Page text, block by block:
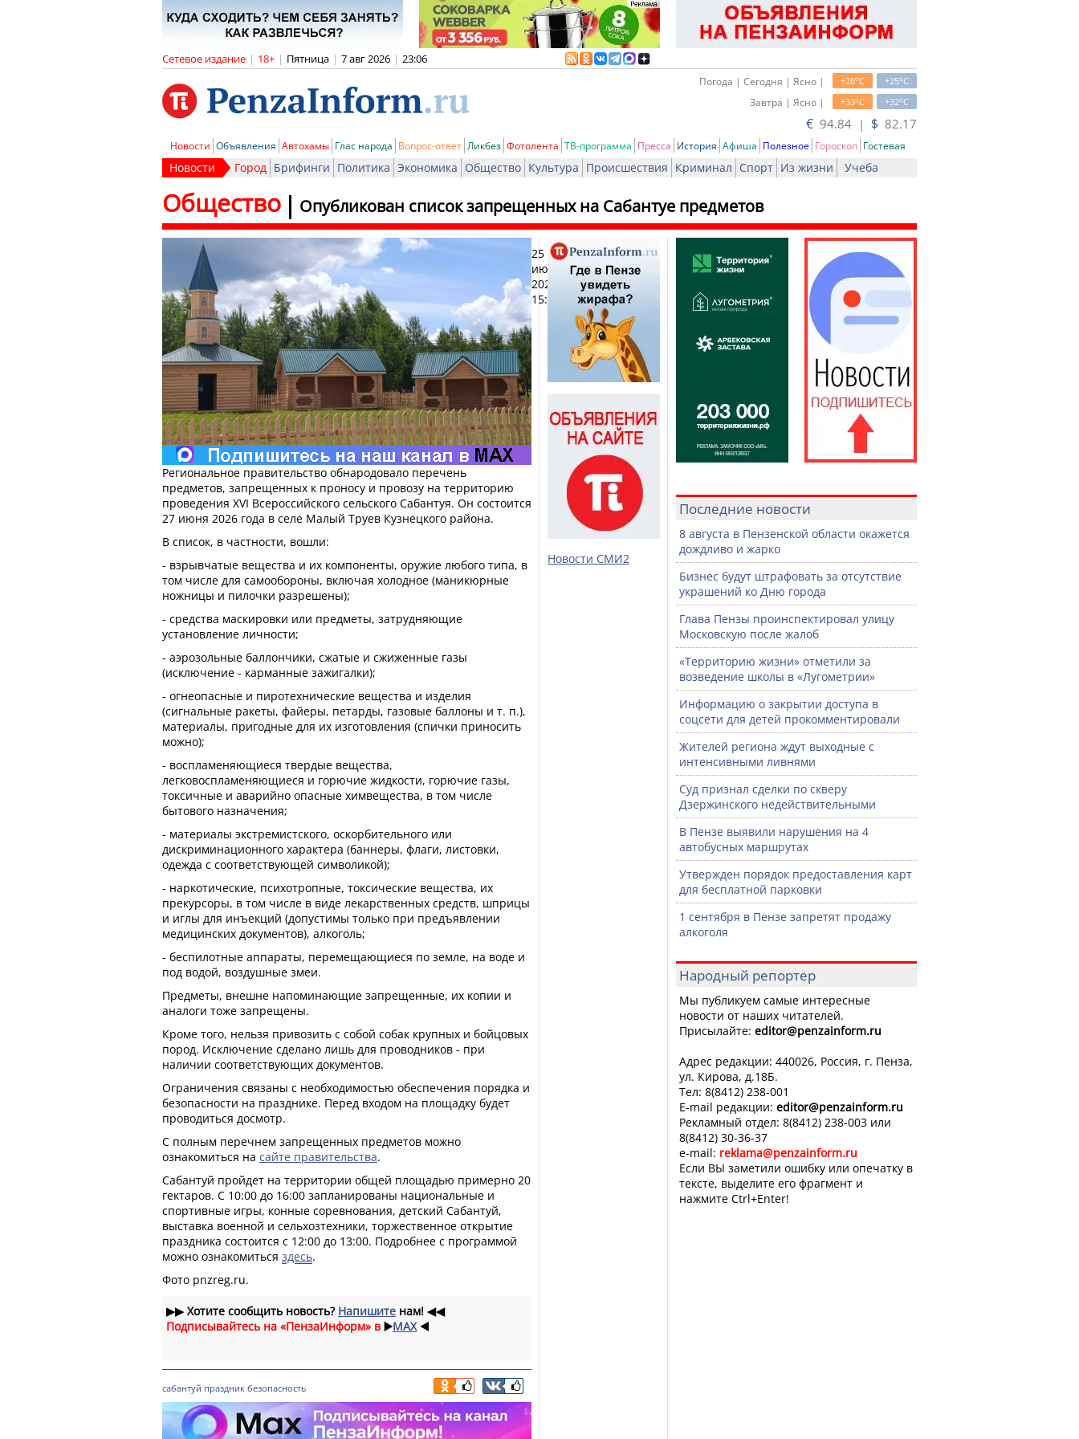
Сетевое издание | 18+ | Пятница | 7 авг 2026 | 23:06
+25oC
+26oC
Погода | Сегодня | Ясно |
+32oC
+33oC
Завтра | Ясно |
€ 94.84 | $ 82.17
Новости Объявления Автохамы Глас народа Вопрос-ответ Ликбез Фотолента ТВ-программа Пресса История Афиша Полезное Гороскоп Гостевая
Новости Город Брифинги Политика Экономика Общество Культура Происшествия Криминал Спорт Из жизни Учеба
Опубликован список запрещенных на Сабантуе предметов
Общество
25
июня
2026,
15:08
Печать
Региональное правительство обнародовало перечень
предметов, запрещенных к проносу и провозу на территорию
проведения XVI Всероссийского сельского Сабантуя. Он состоится
27 июня 2026 года в селе Малый Труев Кузнецкого района.
В список, в частности, вошли:
- взрывчатые вещества и их компоненты, оружие любого типа, в
том числе для самообороны, включая холодное (маникюрные
ножницы и пилочки разрешены);
- средства маскировки или предметы, затрудняющие
установление личности;
- аэрозольные баллончики, сжатые и сжиженные газы
(исключение - карманные зажигалки);
- огнеопасные и пиротехнические вещества и изделия
(сигнальные ракеты, файеры, петарды, газовые баллоны и т. п.),
материалы, пригодные для их изготовления (спички приносить
можно);
- воспламеняющиеся твердые вещества,
легковоспламеняющиеся и горючие жидкости, горючие газы,
токсичные и аварийно опасные химвещества, в том числе
бытового назначения;
- материалы экстремистского, оскорбительного или
дискриминационного характера (баннеры, флаги, листовки,
одежда с соответствующей символикой);
- наркотические, психотропные, токсические вещества, их
прекурсоры, в том числе в виде лекарственных средств, шприцы
и иглы для инъекций (допустимы только при предъявлении
медицинских документов), алкоголь;
- беспилотные аппараты, перемещающиеся по земле, на воде и
под водой, воздушные змеи.
Предметы, внешне напоминающие запрещенные, их копии и
аналоги тоже запрещены.
Кроме того, нельзя привозить с собой собак крупных и бойцовых
пород. Исключение сделано лишь для проводников - при
наличии соответствующих документов.
Ограничения связаны с необходимостью обеспечения порядка и
безопасности на празднике. Перед входом на площадку будет
проводиться досмотр.
С полным перечнем запрещенных предметов можно
ознакомиться на сайте правительства.
Сабантуй пройдет на территории общей площадью примерно 20
гектаров. С 10:00 до 16:00 запланированы национальные и
спортивные игры, конные соревнования, детский Сабантуй,
выставка военной и сельхозтехники, торжественное открытие
праздника состоится с 12:00 до 13:00. Подробнее с программой
можно ознакомиться здесь.
Фото pnzreg.ru.
▶▶Хотите сообщить новость? Напишите нам! ◀◀
Подписывайтесь на «ПензаИнформ» в ▶️MAX ◀️
сабантуй праздник безопасность
Новости СМИ2
Последние новости
8 августа в Пензенской области окажется
дождливо и жарко
Бизнес будут штрафовать за отсутствие
украшений ко Дню города
Глава Пензы проинспектировал улицу
Московскую после жалоб
«Территорию жизни» отметили за
возведение школы в «Лугометрии»
Информацию о закрытии доступа в
соцсети для детей прокомментировали
Жителей региона ждут выходные с
интенсивными ливнями
Суд признал сделки по скверу
Дзержинского недействительными
В Пензе выявили нарушения на 4
автобусных маршрутах
Утвержден порядок предоставления карт
для бесплатной парковки
1 сентября в Пензе запретят продажу
алкоголя
Народный репортер
Мы публикуем самые интересные
новости от наших читателей.
Присылайте: editor@penzainform.ru
Адрес редакции: 440026, Россия, г. Пенза,
ул. Кирова, д.18Б.
Тел: 8(8412) 238-001
E-mail редакции: editor@penzainform.ru
Рекламный отдел: 8(8412) 238-003 или
8(8412) 30-36-37
e-mail: reklama@penzainform.ru
Если ВЫ заметили ошибку или опечатку в
тексте, выделите его фрагмент и
нажмите Ctrl+Enter!